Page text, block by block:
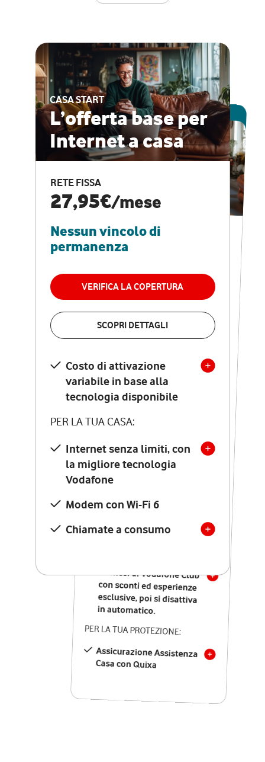
CASA START
L’offerta base per
Internet a casa
RETE FISSA
27,95€/mese
Nessun vincolo di
permanenza
VERIFICA LA COPERTURA
SCOPRI DETTAGLI
Costo di attivazione
variabile in base alla
tecnologia disponibile
PER LA TUA CASA:
Internet senza limiti, con
la migliore tecnologia
Vodafone
Modem con Wi-Fi 6
Chiamate a consumo
ESCLUSIVA ONLINE
CASA PRO
Internet veloce e
vantaggi speciali
RETE FISSA + VODAFONE CLUB
29,95€
permanenza
VERIFICA LA COPERTURA
Costo di attivazione
variabile in base alla
tecnologia disponibile
PER LA TUA CASA:
Internet senza limiti, con
la migliore tecnologia
Vodafone
Modem Seven con Wi-Fi 7
Chiamate illimitate verso
numeri fissi e mobili
nazionali
12 mesi di Vodafone Club
con sconti ed esperienze
esclusive, poi si disattiva
in automatico.
PER LA TUA PROTEZIONE:
Assicurazione Assistenza
Casa con Quixa